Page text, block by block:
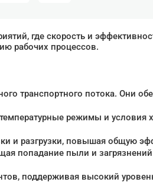
где скорость и
рабочих процессов.
транспортного потока. Они
режимы и условия
и разгрузки, повышая общую
попадание пыли и
поддерживая высокий